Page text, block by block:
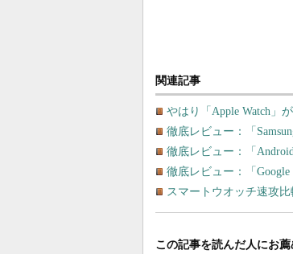
関連記事
やはり「Apple Watch」
徹底レビュー：「
徹底レビュー：「
徹底レビュー：「
スマートウオッチ速攻比